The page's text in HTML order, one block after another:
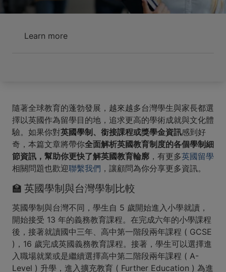
Learn more
隨著全球教育的蓬勃發展，越來越多台灣學生與家長都選
擇以英國作為留學目的地，追求更高的學術成就與文化體
驗。如果你對英國學制、銜接課程或獎學金資訊感到好
奇，本篇文章將帶你全面解析英國教育制度的各個學制細
節資訊，幫助你更快了解英國教育輪廓 ，有更多英國留學
相關問題也歡迎聯繫我們 ，讓顧問為你分享更多資訊。
🏫 英國學制與台灣學制比較
英國學制與台灣不同，學生自 5 歲開始進入小學就讀，
開始接受 13 年的義務教育課程。在完成六年的小學課程
後，接著就讀國中三年、高中第一階段兩年課程 ( GCSE
)，16 歲完成英國義務教育課程。接著，學生可以選擇進
入職場就業或是繼續選擇高中第二階段兩年課程 ( A-
Level ) 升學，進入擴充教育 ( Further Education ) 為進